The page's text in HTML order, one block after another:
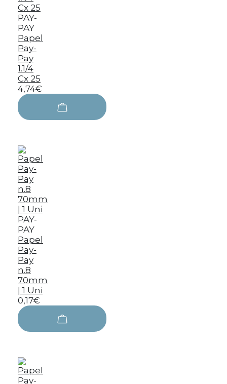
PAY-
PAY
Papel
Pay-
Pay
1.1/4
Cx 25
4,74€
PAY-
PAY
Papel
Pay-
Pay
n.8
70mm
| 1 Uni
0,17€